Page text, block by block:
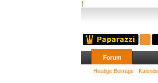
†
Forum
Heutige Beiträge